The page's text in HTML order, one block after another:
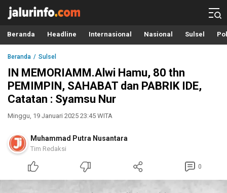
Info Terbaru, Berita Terkini Hari Ini, Jalurinfo.com
Terkini, Akurat dan Terpercaya
Beranda Headline Internasional Nasional Sulsel
Beranda Sulsel
IN MEMORIAMM.Alwi Hamu, 80 thn
PEMIMPIN, SAHABAT dan PABRIK IDE,
Catatan : Syamsu Nur
Minggu, 19 Januari 2025 23:45 WITA
Muhammad Putra Nusantara
Tim Redaksi
0